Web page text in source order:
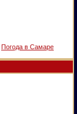
Погода в Самаре